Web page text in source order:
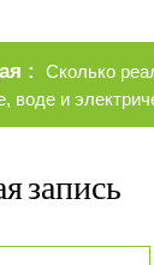
Старые
записи
Сколько
воде и
запись